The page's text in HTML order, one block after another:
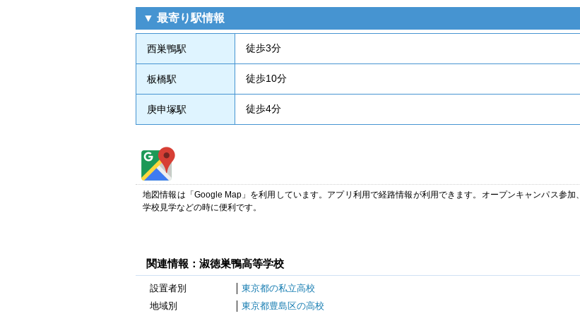
▼ 最寄り駅情報
西巣鴨駅 徒歩3分
板橋駅 徒歩10分
庚申塚駅 徒歩4分
地図情報は「Google Map」を利用しています。アプリ利用で経路情報が利用できます。オープンキャンパス参加、
学校見学などの時に便利です。
関連情報：淑徳巣鴨高等学校
設置者別
東京都の私立高校
地域別
東京都豊島区の高校